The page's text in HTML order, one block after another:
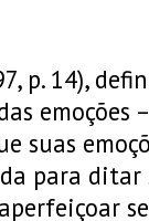
p. 14),
emoções
suas
para